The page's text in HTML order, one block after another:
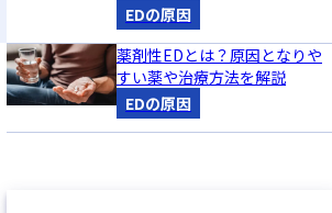
EDの原因
薬剤性EDとは？原因となりや
すい薬や治療方法を解説
EDの原因